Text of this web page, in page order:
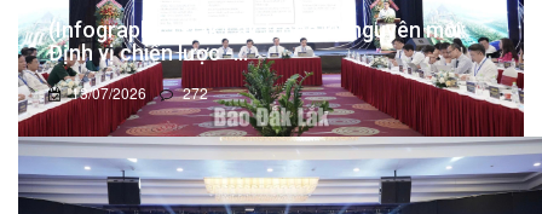
(Infographic) Đắk Lắk trong kỷ nguyên mới:
Định vị chiến lược -...
13/07/2026 272